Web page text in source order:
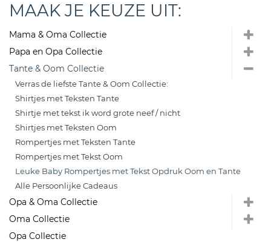
MAAK JE KEUZE UIT:
Mama & Oma Collectie
Papa en Opa Collectie
Tante & Oom Collectie
Verras de liefste Tante & Oom Collectie:
Shirtjes met Teksten Tante
Shirtje met tekst ik word grote neef / nicht
Shirtjes met Teksten Oom
Rompertjes met Teksten Tante
Rompertjes met Tekst Oom
Leuke Baby Rompertjes met Tekst Opdruk Oom en Tante
Alle Persoonlijke Cadeaus
Opa & Oma Collectie
Oma Collectie
Opa Collectie